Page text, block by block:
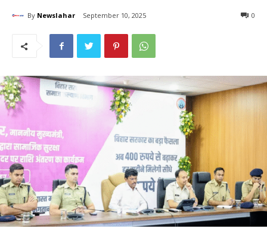
By Newslahar September 10, 2025 0